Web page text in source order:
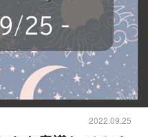
2022.09.25